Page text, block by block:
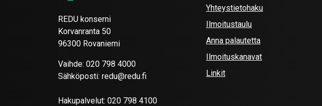
REDU konserni
Korvanranta 50
96300 Rovaniemi
Vaihde: 020 798 4000
Sähköposti: redu@redu.fi
Hakupalvelut: 020 798 4100
Yhteystietohaku
Ilmoitustaulu
Anna palautetta
Ilmoituskanavat
Linkit